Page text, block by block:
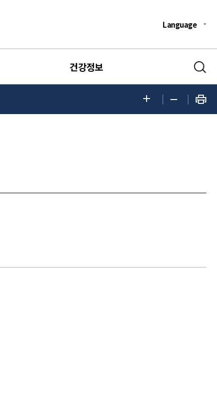
Language
건강정보